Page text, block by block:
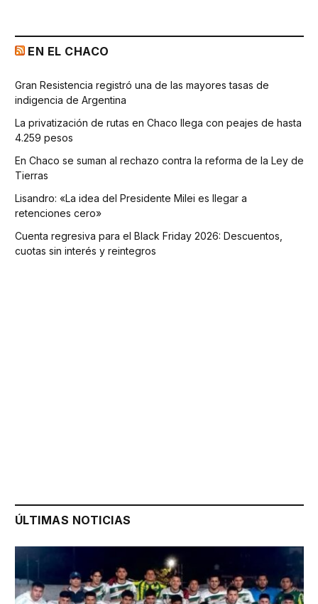
EN EL CHACO
Gran Resistencia registró una de las mayores tasas de
indigencia de Argentina
La privatización de rutas en Chaco llega con peajes de hasta
4.259 pesos
En Chaco se suman al rechazo contra la reforma de la Ley de
Tierras
Lisandro: «La idea del Presidente Milei es llegar a
retenciones cero»
Cuenta regresiva para el Black Friday 2026: Descuentos,
cuotas sin interés y reintegros
ÚLTIMAS NOTICIAS